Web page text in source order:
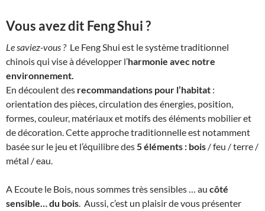
Vous avez dit Feng Shui ?
Le saviez-vous ? Le Feng Shui est le système traditionnel
chinois qui vise à développer l’harmonie avec notre
environnement.
En découlent des recommandations pour l’habitat :
orientation des pièces, circulation des énergies, position,
formes, couleur, matériaux et motifs des éléments mobilier et
de décoration. Cette approche traditionnelle est notamment
basée sur le jeu et l’équilibre des5 éléments : bois / feu / terre /
métal / eau.
A Ecoute le Bois, nous sommes très sensibles … au côté
sensible… du bois. Aussi, c’est un plaisir de vous présenter